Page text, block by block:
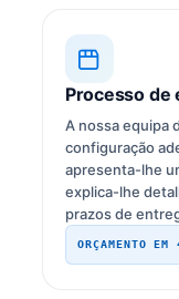
Processo de
A nossa equipa
configuração
apresenta-lhe
explica-lhe
prazos de
ORÇAMENTO EM